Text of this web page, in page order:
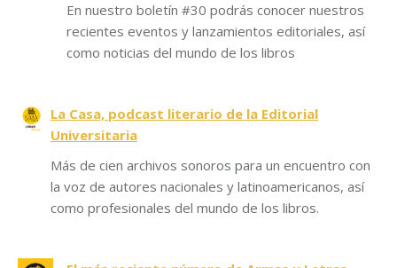
En nuestro boletín #30 podrás conocer nuestros
recientes eventos y lanzamientos editoriales, así
como noticias del mundo de los libros
La Casa, podcast literario de la Editorial
Universitaria
Más de cien archivos sonoros para un encuentro con
la voz de autores nacionales y latinoamericanos, así
como profesionales del mundo de los libros.